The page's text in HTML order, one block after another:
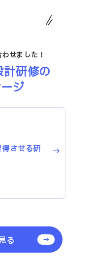
せました！
研修の
ジ
させる研
る